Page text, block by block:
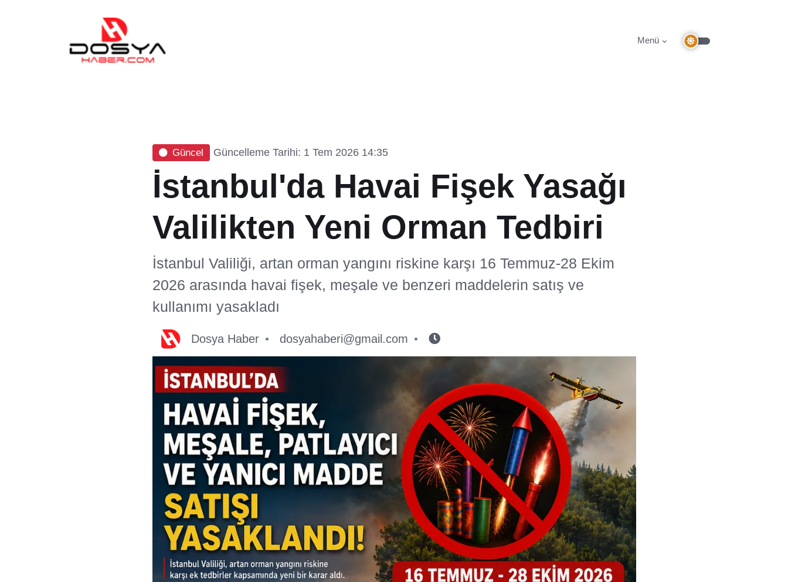
Menü
Güncel Güncelleme Tarihi: 1 Tem 2026 14:35
İstanbul'da Havai Fişek Yasağı
Valilikten Yeni Orman Tedbiri
İstanbul Valiliği, artan orman yangını riskine karşı 16 Temmuz-28 Ekim
2026 arasında havai fişek, meşale ve benzeri maddelerin satış ve
kullanımı yasakladı
Dosya Haber dosyahaberi@gmail.com